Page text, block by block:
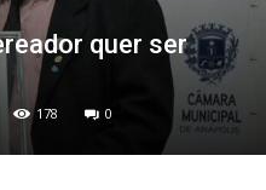
quer ser
178 0